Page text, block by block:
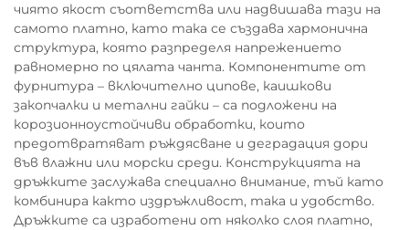
чиято якост съответства или надвишава тази на
самото платно, като така се създава хармонична
структура, която разпределя напрежението
равномерно по цялата чанта. Компонентите от
фурнитура – включително ципове, каишкови
закопчалки и метални гайки – са подложени на
корозионноустойчиви обработки, които
предотвратяват ръждясване и деградация дори
във влажни или морски среди. Конструкцията на
дръжките заслужава специално внимание, тъй като
комбинира както издръжливост, така и удобство.
Дръжките са изработени от няколко слоя платно,